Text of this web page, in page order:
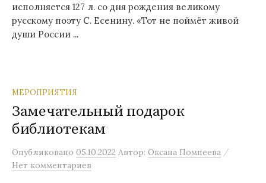
исполняется 127 л. со дня рождения великому
русскому поэту С. Есенину. «Тот не поймёт живой
души России ...
МЕРОПРИЯТИЯ
Замечательный подарок
библиотекам
Опубликовано 05.10.2022 Автор: Оксана Помпеева /
Нет комментариев